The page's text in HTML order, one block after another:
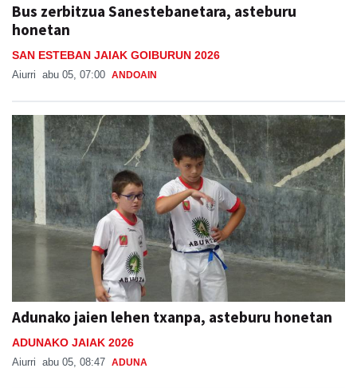
Bus zerbitzua Sanestebanetara, asteburu
honetan
SAN ESTEBAN JAIAK GOIBURUN 2026
Aiurri abu 05, 07:00 ANDOAIN
Adunako jaien lehen txanpa, asteburu honetan
ADUNAKO JAIAK 2026
Aiurri abu 05, 08:47 ADUNA